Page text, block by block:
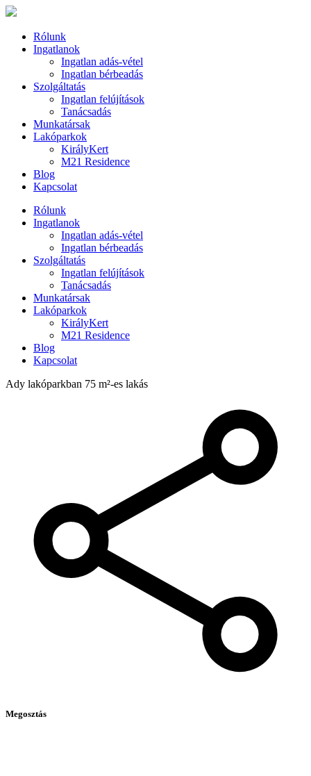
Rólunk
Ingatlanok
Ingatlan adás-vétel
Ingatlan bérbeadás
Szolgáltatás
Ingatlan felújítások
Tanácsadás
Munkatársak
Lakóparkok
KirályKert
M21 Residence
Blog
Kapcsolat
Rólunk
Ingatlanok
Ingatlan adás-vétel
Ingatlan bérbeadás
Szolgáltatás
Ingatlan felújítások
Tanácsadás
Munkatársak
Lakóparkok
KirályKert
M21 Residence
Blog
Kapcsolat
Ady lakóparkban 75 m²-es lakás
Megosztás